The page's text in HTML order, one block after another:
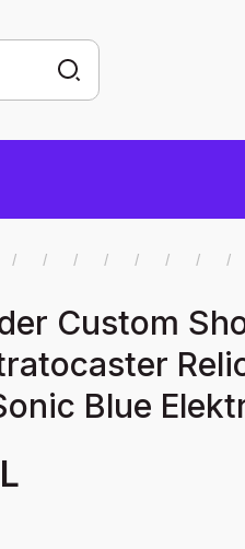
Custom
Blue